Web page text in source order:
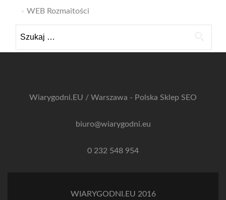
WEB Rozmaitości
Wiarygodni.EU / Warszawa - Polska Sklep SEO
biuro@wiarygodni.eu
0 232 548 954
WIARYGODNI.EU 2016